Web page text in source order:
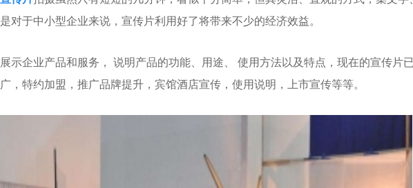
对于中小型企业来说，宣传片利用好了将带来不少的经济效益。
企业产品和服务， 说明产品的功能、用途、 使用方法以及特点，现在的宣传片
，特约加盟，推广品牌提升，宾馆酒店宣传，使用说明，上市宣传等等。